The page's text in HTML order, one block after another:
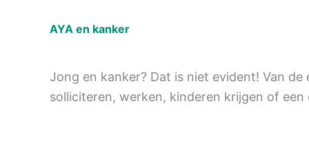
AYA en kanker
Jong en kanker? Dat is niet evident! Van
solliciteren, werken, kinderen krijgen of